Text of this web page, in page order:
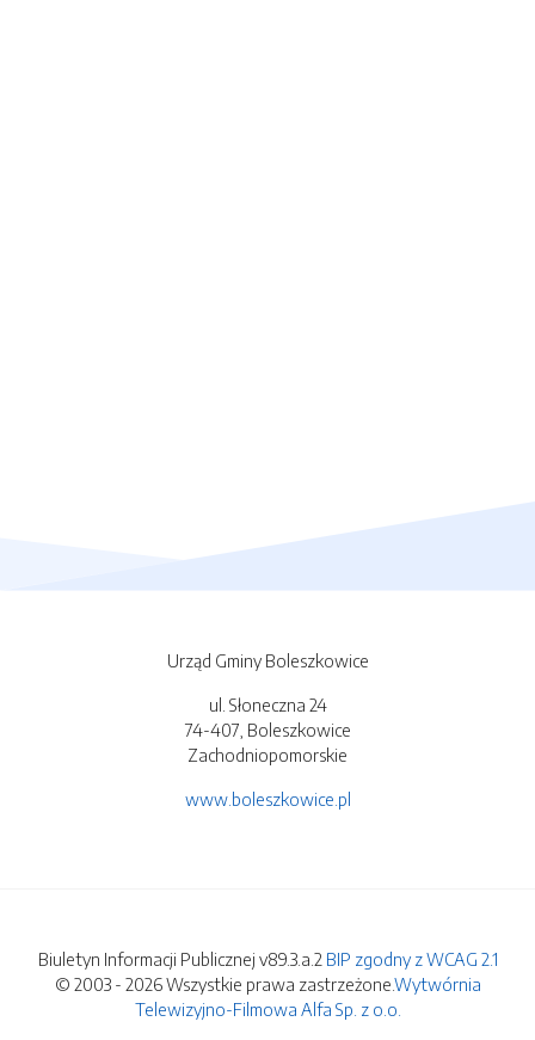
Urząd Gminy Boleszkowice
ul. Słoneczna 24
74-407, Boleszkowice
Zachodniopomorskie
www.boleszkowice.pl
Biuletyn Informacji Publicznej v89.3.a.2 BIP zgodny z WCAG 2.1
© 2003 - 2026 Wszystkie prawa zastrzeżone.Wytwórnia
Telewizyjno-Filmowa Alfa Sp. z o.o.